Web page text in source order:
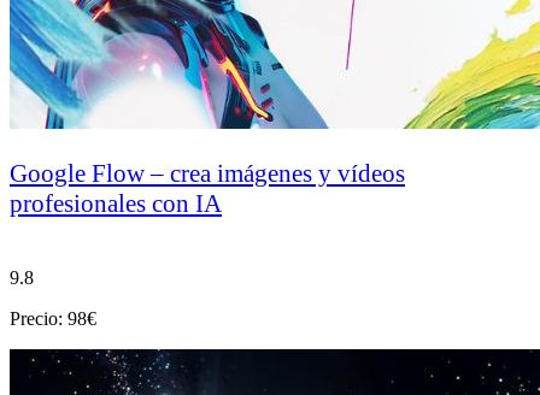
Google Flow – crea imágenes y vídeos
profesionales con IA
9.8
Precio: 98€